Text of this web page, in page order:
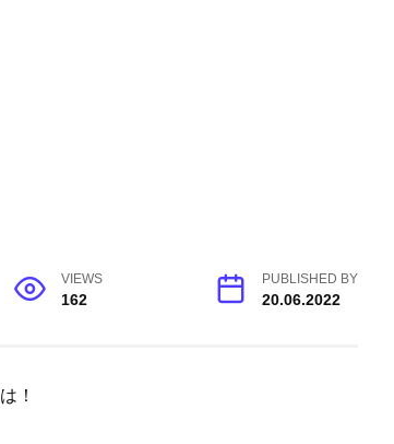
VIEWS
162
PUBLISHED BY
20.06.2022
！